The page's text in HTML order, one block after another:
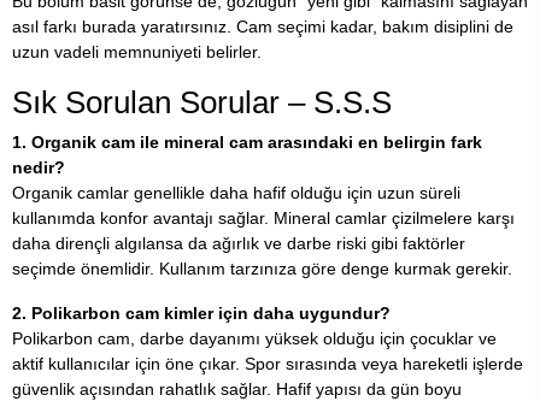
asıl farkı burada yaratırsınız. Cam seçimi kadar, bakım disiplini de
uzun vadeli memnuniyeti belirler.
Sık Sorulan Sorular – S.S.S
1. Organik cam ile mineral cam arasındaki en belirgin fark
nedir?
Organik camlar genellikle daha hafif olduğu için uzun süreli
kullanımda konfor avantajı sağlar. Mineral camlar çizilmelere karşı
daha dirençli algılansa da ağırlık ve darbe riski gibi faktörler
seçimde önemlidir. Kullanım tarzınıza göre denge kurmak gerekir.
2. Polikarbon cam kimler için daha uygundur?
Polikarbon cam, darbe dayanımı yüksek olduğu için çocuklar ve
aktif kullanıcılar için öne çıkar. Spor sırasında veya hareketli işlerde
güvenlik açısından rahatlık sağlar. Hafif yapısı da gün boyu